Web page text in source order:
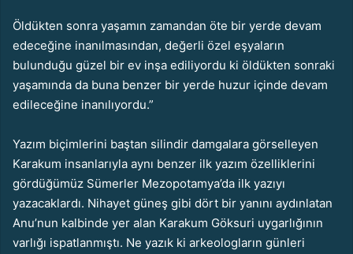
Öldükten sonra yaşamın zamandan öte bir yerde devam
edeceğine inanılmasından, değerli özel eşyaların
bulunduğu güzel bir ev inşa ediliyordu ki öldükten sonraki
yaşamında da buna benzer bir yerde huzur içinde devam
edileceğine inanılıyordu.”
Yazım biçimlerini baştan silindir damgalara görselleyen
Karakum insanlarıyla aynı benzer ilk yazım özelliklerini
gördüğümüz Sümerler Mezopotamya’da ilk yazıyı
yazacaklardı. Nihayet güneş gibi dört bir yanını aydınlatan
Anu’nun kalbinde yer alan Karakum Göksuri uygarlığının
varlığı ispatlanmıştı. Ne yazık ki arkeologların günleri